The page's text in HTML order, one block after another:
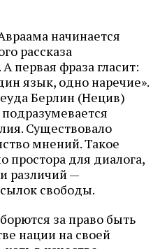
начинается
рассказа
первая фраза гласит:
язык, одно наречие».
Берлин (Нецив)
Существовало
мнений. Такое
простора для диалога,
различий —
свободы.
за право быть
нации на своей